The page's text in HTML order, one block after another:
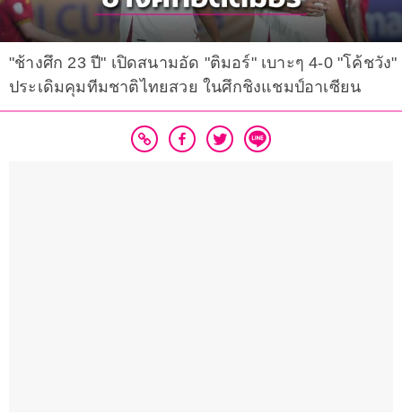
"ช้างศึก 23 ปี" เปิดสนามอัด "ติมอร์" เบาะๆ 4-0 "โค้ชวัง"
ประเดิมคุมทีมชาติไทยสวย ในศึกชิงแชมป์อาเซียน